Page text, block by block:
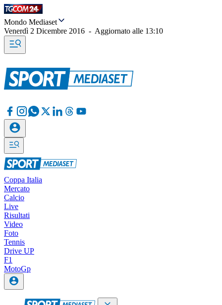
Mondo Mediaset
Venerdì 2 Dicembre 2016 - Aggiornato alle 13:10
Coppa Italia
Mercato
Calcio
Live
Risultati
Video
Foto
Tennis
Drive UP
F1
MotoGp